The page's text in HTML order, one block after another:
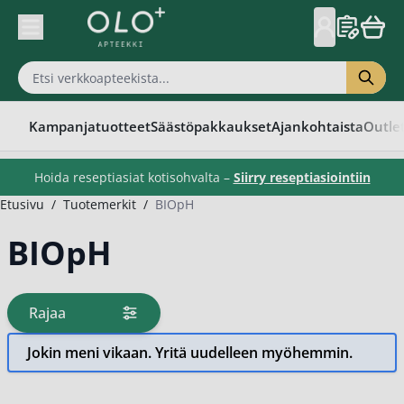
Skip to Content
KampanjatuotteetSäästöpakkauksetAjankohtaista
Hoida reseptiasiat kotisohvalta – Siirry reseptiasiointiin
Etusivu / Tuotemerkit / BIOpH
BIOpH
Rajaa
tuotteita
Jokin meni vikaan. Yritä uudelleen myöhemmin.